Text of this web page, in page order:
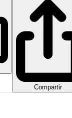
Compartir